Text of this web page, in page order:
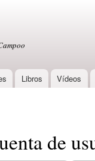
Libros Vídeos
de